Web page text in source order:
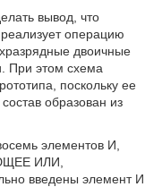
вывод, что
операцию
двоичные
При этом схема
поскольку ее
образован из
элементов И,
ИЛИ,
введены элемент И